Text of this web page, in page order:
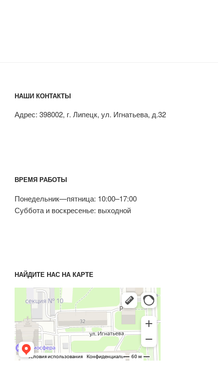
НАШИ КОНТАКТЫ
Адрес: 398002, г. Липецк, ул. Игнатьева, д.32
ВРЕМЯ РАБОТЫ
Понедельник—пятница: 10:00–17:00
Суббота и воскресенье: выходной
НАЙДИТЕ НАС НА КАРТЕ